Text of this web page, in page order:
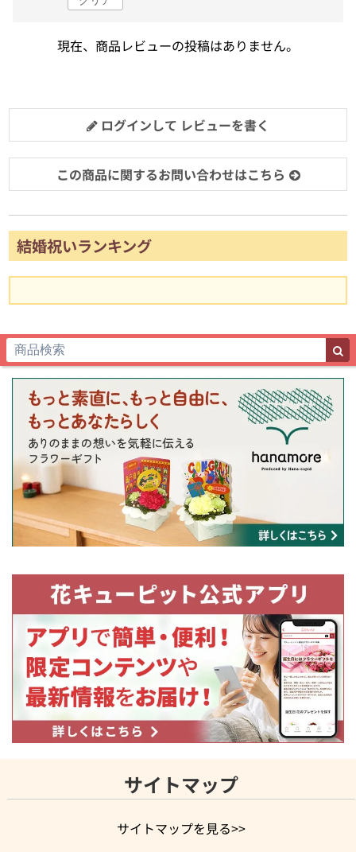
現在、商品レビューの投稿はありません。
ログインして レビューを書く
この商品に関するお問い合わせはこちら
結婚祝いランキング
サイトマップ
サイトマップを見る>>